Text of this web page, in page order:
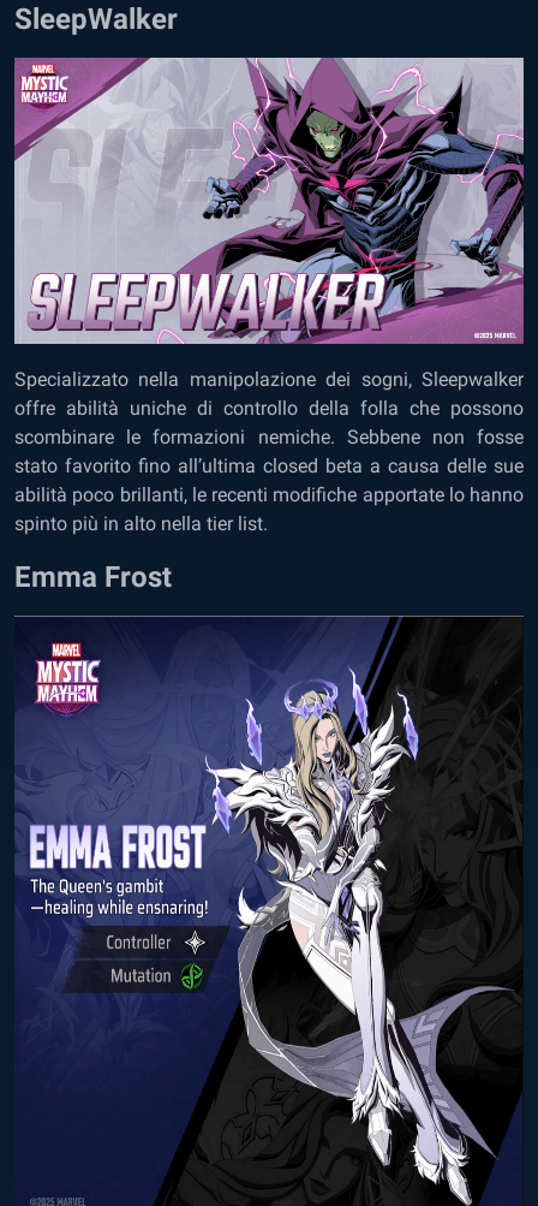
SleepWalker
Specializzato nella manipolazione dei sogni, Sleepwalker
offre abilità uniche di controllo della folla che possono
scombinare le formazioni nemiche. Sebbene non fosse
stato favorito fino all’ultima closed beta a causa delle sue
abilità poco brillanti, le recenti modifiche apportate lo hanno
spinto più in alto nella tier list.
Emma Frost